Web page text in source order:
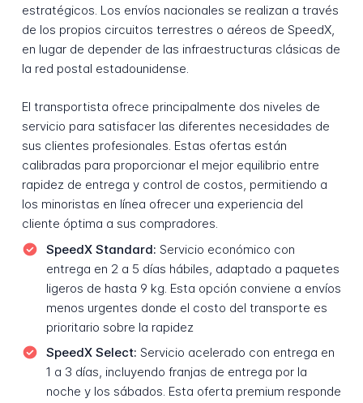
estratégicos. Los envíos nacionales se realizan a través
de los propios circuitos terrestres o aéreos de SpeedX,
en lugar de depender de las infraestructuras clásicas de
la red postal estadounidense.
El transportista ofrece principalmente dos niveles de
servicio para satisfacer las diferentes necesidades de
sus clientes profesionales. Estas ofertas están
calibradas para proporcionar el mejor equilibrio entre
rapidez de entrega y control de costos, permitiendo a
los minoristas en línea ofrecer una experiencia del
cliente óptima a sus compradores.
SpeedX Standard: Servicio económico con
entrega en 2 a 5 días hábiles, adaptado a paquetes
ligeros de hasta 9 kg. Esta opción conviene a envíos
menos urgentes donde el costo del transporte es
prioritario sobre la rapidez
SpeedX Select: Servicio acelerado con entrega en
1 a 3 días, incluyendo franjas de entrega por la
noche y los sábados. Esta oferta premium responde